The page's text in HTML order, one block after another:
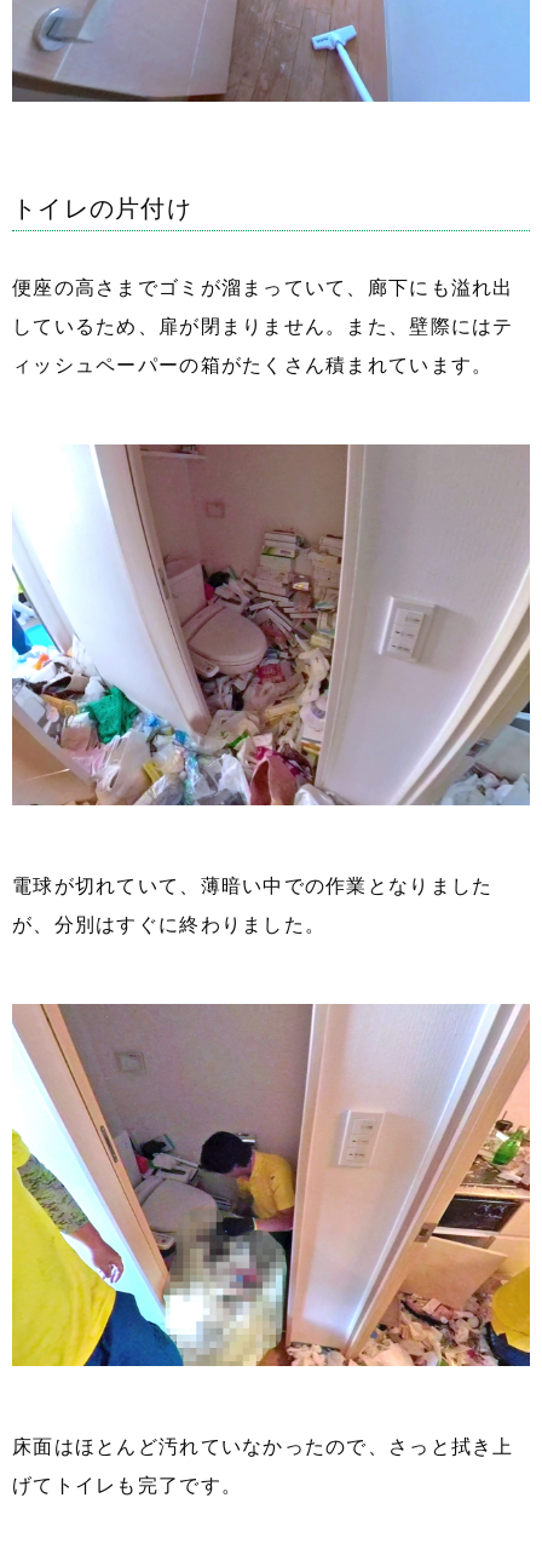
トイレの片付け
便座の高さまでゴミが溜まっていて、廊下にも溢れ出
しているため、扉が閉まりません。また、壁際にはテ
ィッシュペーパーの箱がたくさん積まれています。
電球が切れていて、薄暗い中での作業となりました
が、分別はすぐに終わりました。
床面はほとんど汚れていなかったので、さっと拭き上
げてトイレも完了です。